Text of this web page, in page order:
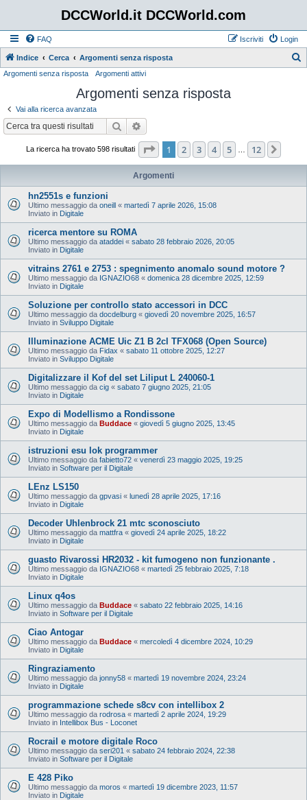
DCCWorld.it DCCWorld.com
FAQ Login
Iscriviti
Indice Cerca Argomenti senza risposta
Argomenti senza risposta Argomenti attivi
Argomenti senza risposta
Vai alla ricerca avanzata
Cerca
La ricerca ha trovato 598 risultati Pagina di 12
1 2 3 4 5 12
Argomenti
hn2551s e funzioni
Ultimo messaggio da oneill « martedì 7 aprile 2026, 15:08
Inviato in Digitale
ricerca mentore su ROMA
Ultimo messaggio da ataddei « sabato 28 febbraio 2026, 20:05
Inviato in Digitale
vitrains 2761 e 2753 : spegnimento anomalo sound motore ?
Ultimo messaggio da IGNAZIO68 « domenica 28 dicembre 2025, 12:59
Inviato in Digitale
Soluzione per controllo stato accessori in DCC
Ultimo messaggio da docdelburg « giovedì 20 novembre 2025, 16:57
Inviato in Sviluppo Digitale
Illuminazione ACME Uic Z1 B 2cl TFX068 (Open Source)
Ultimo messaggio da Fidax « sabato 11 ottobre 2025, 12:27
Inviato in Sviluppo Digitale
Digitalizzare il Kof del set Liliput L 240060-1
Ultimo messaggio da cig « sabato 7 giugno 2025, 21:05
Inviato in Digitale
Expo di Modellismo a Rondissone
Ultimo messaggio da Buddace « giovedì 5 giugno 2025, 13:45
Inviato in Digitale
istruzioni esu lok programmer
Ultimo messaggio da fabietto72 « venerdì 23 maggio 2025, 19:25
Inviato in Software per il Digitale
LEnz LS150
Ultimo messaggio da gpvasi « lunedì 28 aprile 2025, 17:16
Inviato in Digitale
Decoder Uhlenbrock 21 mtc sconosciuto
Ultimo messaggio da mattfra « giovedì 24 aprile 2025, 18:22
Inviato in Digitale
guasto Rivarossi HR2032 - kit fumogeno non funzionante .
Ultimo messaggio da IGNAZIO68 « martedì 25 febbraio 2025, 7:18
Inviato in Digitale
Linux q4os
Ultimo messaggio da Buddace « sabato 22 febbraio 2025, 14:16
Inviato in Software per il Digitale
Ciao Antogar
Ultimo messaggio da Buddace « mercoledì 4 dicembre 2024, 10:29
Inviato in Digitale
Ringraziamento
Ultimo messaggio da jonny58 « martedì 19 novembre 2024, 23:24
Inviato in Digitale
programmazione schede s8cv con intellibox 2
Ultimo messaggio da rodrosa « martedì 2 aprile 2024, 19:29
Inviato in Intellibox Bus - Loconet
Rocrail e motore digitale Roco
Ultimo messaggio da seri201 « sabato 24 febbraio 2024, 22:38
Inviato in Software per il Digitale
E 428 Piko
Ultimo messaggio da moros « martedì 19 dicembre 2023, 11:57
Inviato in Digitale